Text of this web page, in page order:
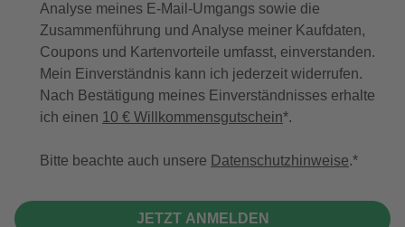
Analyse meines E-Mail-Umgangs sowie die
Zusammenführung und Analyse meiner Kaufdaten,
Coupons und Kartenvorteile umfasst, einverstanden.
Mein Einverständnis kann ich jederzeit widerrufen.
Nach Bestätigung meines Einverständnisses erhalte
ich einen 10 € Willkommensgutschein*.
Bitte beachte auch unsere Datenschutzhinweise.
JETZT ANMELDEN